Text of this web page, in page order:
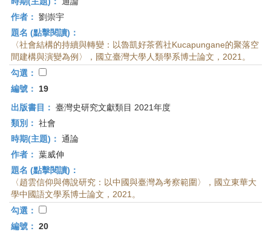
作者： 劉崇宇
題名 (點擊閱讀)：
〈社會結構的持續與轉變：以魯凱好茶舊社Kucapungane的聚落空
間建構與演變為例〉，國立臺灣大學人類學系博士論文，2021。
勾選：
編號：
19
出版書目： 臺灣史研究文獻類目 2021年度
類別： 社會
時期(主題)： 通論
作者： 葉威伸
題名 (點擊閱讀)：
〈趙雲信仰與傳說研究：以中國與臺灣為考察範圍〉，國立東華大
學中國語文學系博士論文，2021。
勾選：
編號： 20